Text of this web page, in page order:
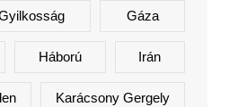
Gáza
Háború Irán
Karácsony Gergely